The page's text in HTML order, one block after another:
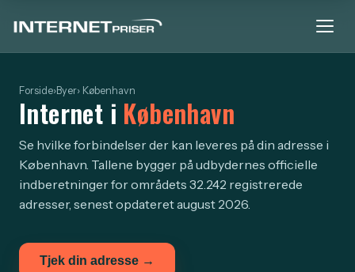
Forside›Byer› København
Internet i København
Se hvilke forbindelser der kan leveres på din adresse i
København. Tallene bygger på udbydernes officielle
indberetninger for områdets 32.242 registrerede
adresser, senest opdateret august 2026.
Tjek din adresse →